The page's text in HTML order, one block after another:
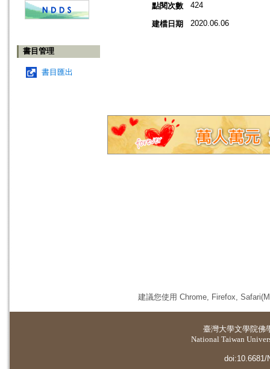
書目管理
書目匯出
點閱次數
424
建檔日期 2020.06.06
建議您使用 Chrome, Firefox,
臺灣大學文學院佛
National Taiwan
doi:10.6681/